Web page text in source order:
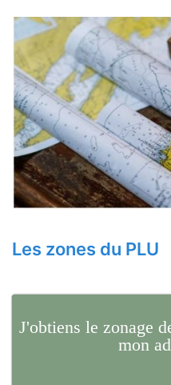
Les zones du PLU
J'obtiens le zonage
mon